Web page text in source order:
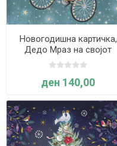
Новогодишна картичка,
Дедо Мраз на својот
велосипед- Pictura
ден 140,00